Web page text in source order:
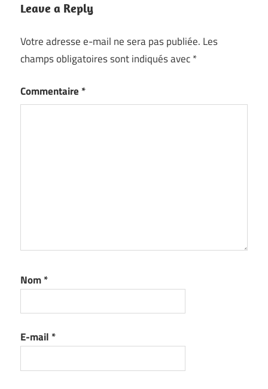
Leave a Reply
Votre adresse e-mail ne sera pas publiée. Les
champs obligatoires sont indiqués avec*
Commentaire *
Nom*
E-mail *